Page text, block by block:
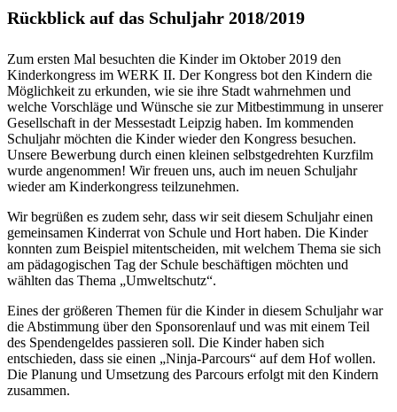
Rückblick auf das Schuljahr 2018/2019
Zum ersten Mal besuchten die Kinder im Oktober 2019 den
Kinderkongress im WERK II. Der Kongress bot den Kindern die
Möglichkeit zu erkunden, wie sie ihre Stadt wahrnehmen und
welche Vorschläge und Wünsche sie zur Mitbestimmung in unserer
Gesellschaft in der Messestadt Leipzig haben. Im kommenden
Schuljahr möchten die Kinder wieder den Kongress besuchen.
Unsere Bewerbung durch einen kleinen selbstgedrehten Kurzfilm
wurde angenommen! Wir freuen uns, auch im neuen Schuljahr
wieder am Kinderkongress teilzunehmen.
Wir begrüßen es zudem sehr, dass wir seit diesem Schuljahr einen
gemeinsamen Kinderrat von Schule und Hort haben. Die Kinder
konnten zum Beispiel mitentscheiden, mit welchem Thema sie sich
am pädagogischen Tag der Schule beschäftigen möchten und
wählten das Thema „Umweltschutz“.
Eines der größeren Themen für die Kinder in diesem Schuljahr war
die Abstimmung über den Sponsorenlauf und was mit einem Teil
des Spendengeldes passieren soll. Die Kinder haben sich
entschieden, dass sie einen „Ninja-Parcours“ auf dem Hof wollen.
Die Planung und Umsetzung des Parcours erfolgt mit den Kindern
zusammen.